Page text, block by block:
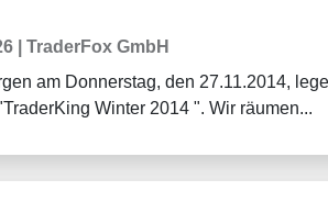
| TraderFox GmbH
am Donnerstag, den 27.11.2014,
Winter 2014 ". Wir räumen...